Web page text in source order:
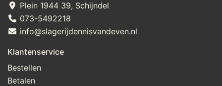
Plein 1944 39, Schijndel
073-5492218
info@slagerijdennisvandeven.nl
Klantenservice
Bestellen
Betalen